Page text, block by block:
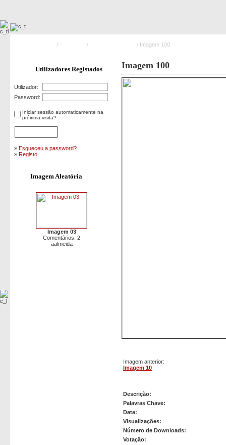
/ / / Imagem 100
Utilizadores Registados
Utilizador:
Password:
Iniciar sessão automaticamente na
próxima visita?
» Esqueceu a password?
» Registo
Imagem Aleatória
Imagem 03
Comentários: 2
aalmeida
Imagem 100
Imagem anterior:
Imagem 10
Descrição:
Palavras Chave:
Data:
Visualizações:
Número de Downloads:
Votação: